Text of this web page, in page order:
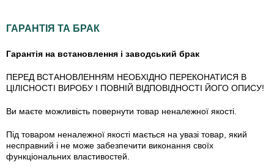
ГАРАНТІЯ ТА БРАК
Гарантія на встановлення і заводський брак
ПЕРЕД ВСТАНОВЛЕННЯМ НЕОБХІДНО ПЕРЕКОНАТИСЯ В
ЦІЛІСНОСТІ ВИРОБУ І ПОВНІЙ ВІДПОВІДНОСТІ ЙОГО ОПИСУ!
Ви маєте можливість повернути товар неналежної якості.
Під товаром неналежної якості мається на увазі товар, який
несправний і не може забезпечити виконання своїх
функціональних властивостей.